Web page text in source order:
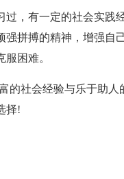
，有一定的社会实践
拼搏的精神，增强自
困难。
社会经验与乐于助人
择!